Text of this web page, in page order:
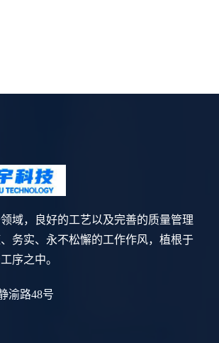
域，良好的工艺以及完善的质量管理
务实、永不松懈的工作作风，植根于
序之中。
渝路48号